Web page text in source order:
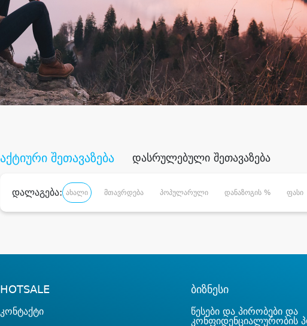
აქტიური შეთავაზება დასრულებული შეთავაზება
დალაგება: ახალი მთავრდება პოპულარული დანაზოგის % ფასი
HOTSALE
კონტაქტი
ბიზნესი
წესები და პირობები და
კონფიდენციალურობის